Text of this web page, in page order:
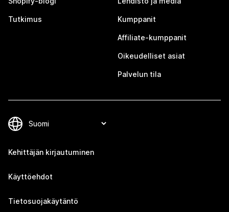
Tutkimus Kumppanit
Affiliate-kumppanit
Oikeudelliset asiat
Palvelun tila
Kehittäjän kirjautuminen
Käyttöehdot
Tietosuojakäytäntö